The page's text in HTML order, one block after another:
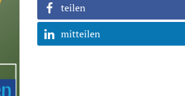
teilen
mitteilen